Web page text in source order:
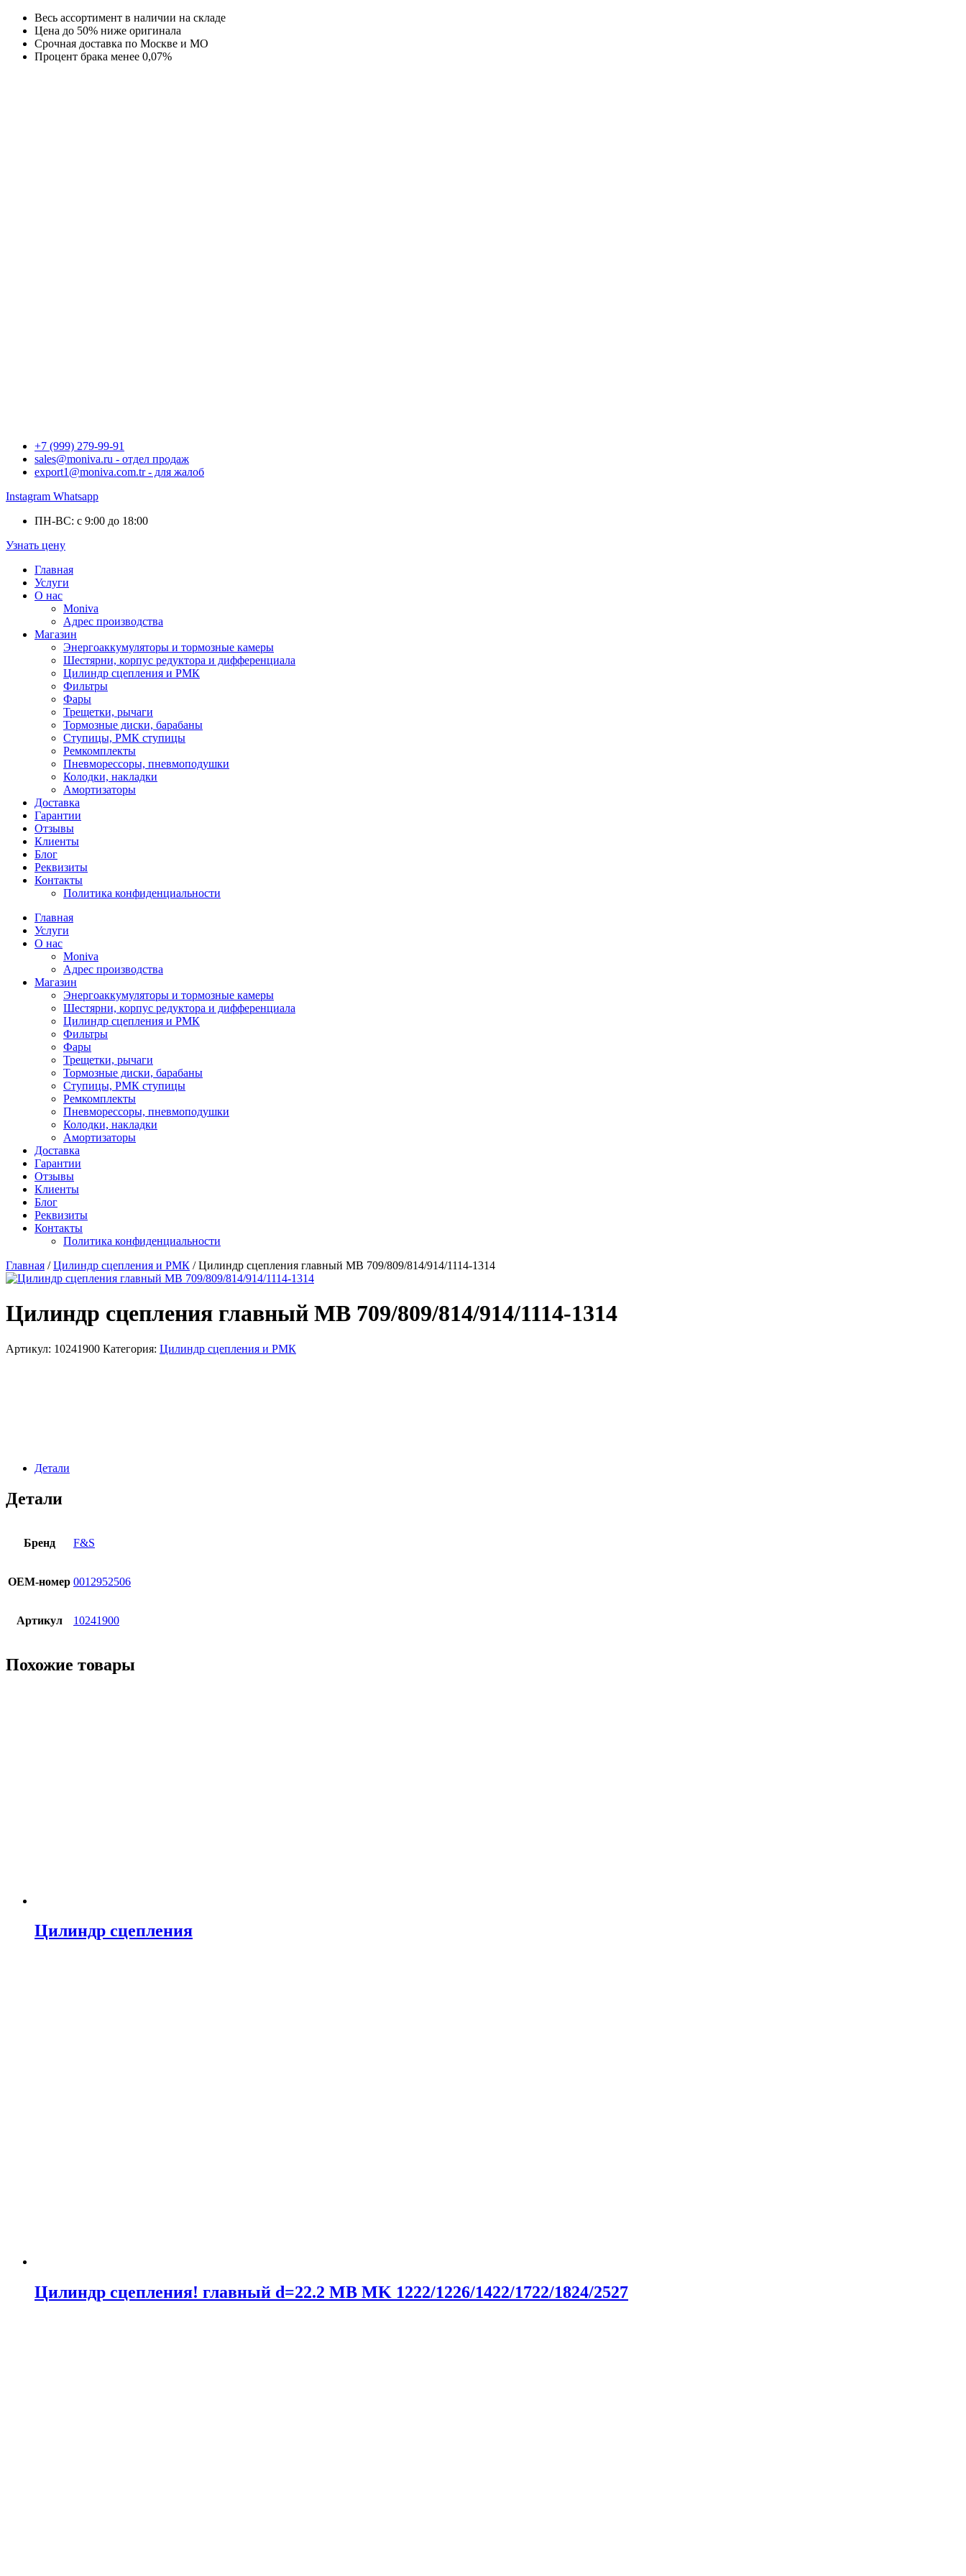
Перейти
содержимому
Весь ассортимент в наличии на складе
Цена до 50% ниже оригинала
Срочная доставка по Москве и МО
Процент брака менее 0,07%
+7 (999) 279-99-91
sales@moniva.ru - отдел продаж
export1@moniva.com.tr - для жалоб
Instagram Whatsapp
ПН-ВС: с 9:00 до 18:00
Узнать цену
Главная
Услуги
О нас
Moniva
Адрес производства
Магазин
Энергоаккумуляторы и тормозные камеры
Шестярни, корпус редуктора и дифференциала
Цилиндр сцепления и РМК
Фильтры
Фары
Трещетки, рычаги
Тормозные диски, барабаны
Ступицы, РМК ступицы
Ремкомплекты
Пневморессоры, пневмоподушки
Колодки, накладки
Амортизаторы
Доставка
Гарантии
Отзывы
Клиенты
Блог
Реквизиты
Контакты
Политика конфиденциальности
Главная
Услуги
О нас
Moniva
Адрес производства
Магазин
Энергоаккумуляторы и тормозные камеры
Шестярни, корпус редуктора и дифференциала
Цилиндр сцепления и РМК
Фильтры
Фары
Трещетки, рычаги
Тормозные диски, барабаны
Ступицы, РМК ступицы
Ремкомплекты
Пневморессоры, пневмоподушки
Колодки, накладки
Амортизаторы
Доставка
Гарантии
Отзывы
Клиенты
Блог
Реквизиты
Контакты
Политика конфиденциальности
Главная /Цилиндр сцепления и РМК / Цилиндр сцепления главный MB 709/809/814/914/1114-1314
Цилиндр сцепления главный MB 709/809/814/914/1114-1314
Артикул: 10241900 Категория: Цилиндр сцепления и РМК
Детали
Детали
Бренд F&S
OЕМ-номер 0012952506
Артикул 10241900
Похожие товары
Цилиндр сцепления
Цилиндр сцепления! главный d=22.2 MB MK 1222/1226/1422/1722/1824/2527